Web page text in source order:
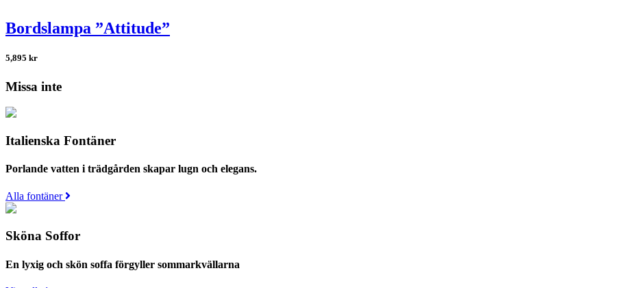
Bordslampa ”Attitude”
5,895 kr
Missa inte
Italienska Fontäner
Porlande vatten i trädgården skapar lugn och elegans.
Alla fontäner
Sköna Soffor
En lyxig och skön soffa förgyller sommarkvällarna